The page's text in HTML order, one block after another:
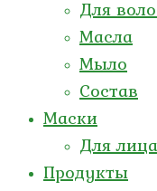
Для
Масла
Мыло
Состав
Маски
Для лица
Продукты